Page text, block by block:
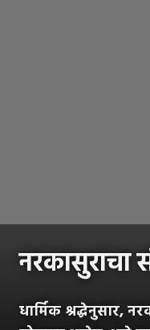
नरकासुराचा
धार्मिक श्रद्धेनुसार,